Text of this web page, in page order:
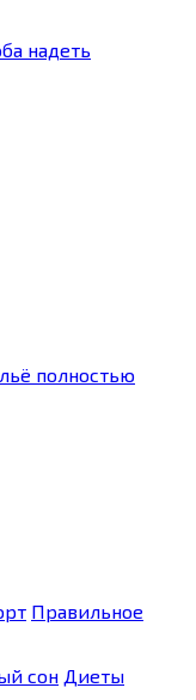
надеть
полностью
Правильное
сон Диеты